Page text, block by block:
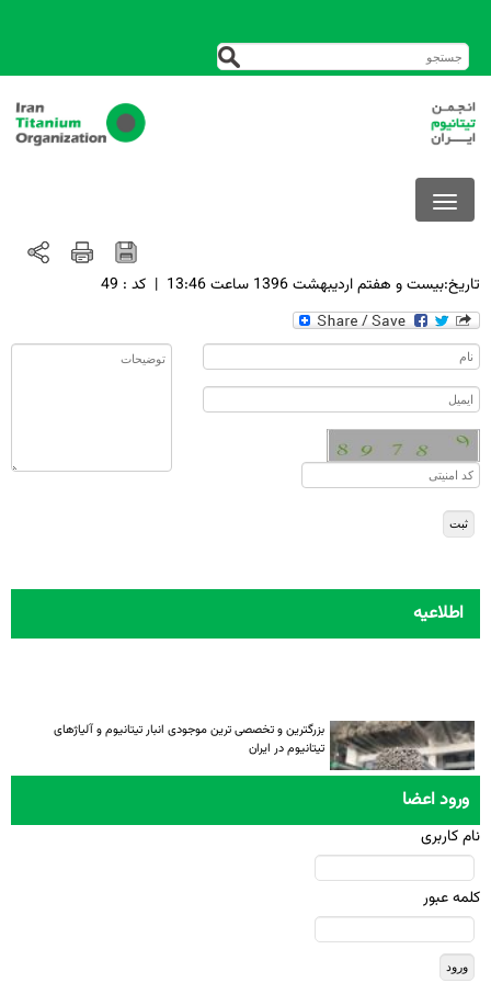
تاريخ:بيست و هفتم ارديبهشت 1396 ساعت 13:46 | کد : 49
اطلاعیه
بزرگترین و تخصصی ترین موجودی انبار تیتانیوم و آلیاژهای
تیتانیوم در ایران
ورود اعضا
نام کاربری
کلمه عبور